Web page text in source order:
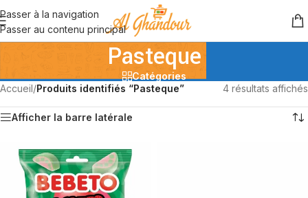
Passer à la navigation
Passer au contenu principal
Pasteque
Catégories
Accueil/Produits identifiés “Pasteque” 4 résultats affichés
Afficher la barre latérale